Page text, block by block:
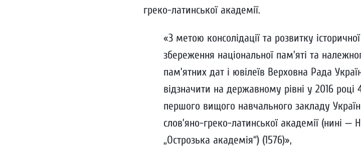
греко-латинської академії.
«З метою консолідації та розвитку
збереження національної пам’яті та
пам’ятних дат і ювілеїв Верховна Рада
відзначити на державному рівні у 2016 році
першого вищого навчального закладу
слов’яно-греко-латинської академії (нині —
„Острозька академія“) (1576)»,